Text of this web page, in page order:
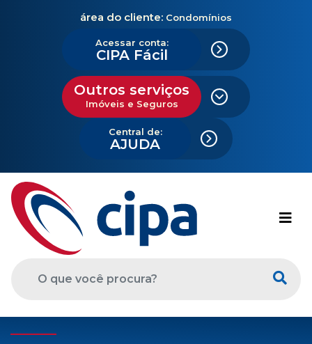
área do cliente: Condomínios
Acessar conta:
CIPA Fácil
Outros serviços
Imóveis e Seguros
Central de:
AJUDA